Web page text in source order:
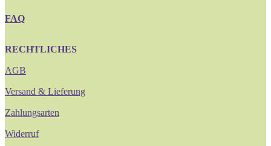
FAQ
RECHTLICHES
AGB
Versand & Lieferung
Zahlungsarten
Widerruf